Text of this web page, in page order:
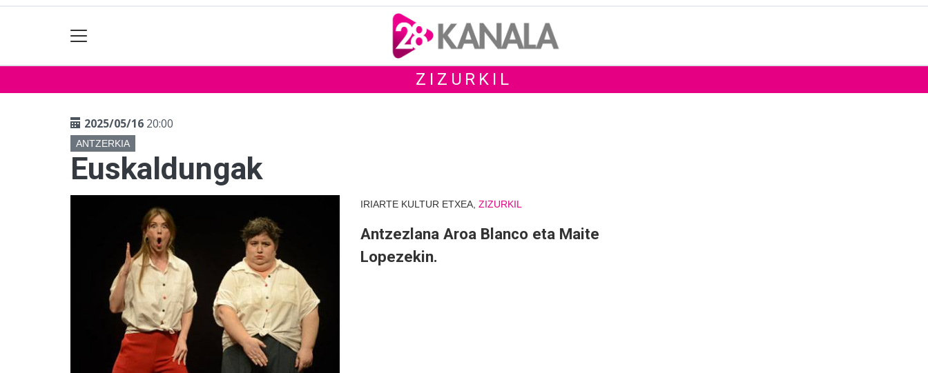
ZIZURKIL
2025/05/16 20:00
ANTZERKIA
Euskaldungak
IRIARTE KULTUR ETXEA, ZIZURKIL
Antzezlana Aroa Blanco eta Maite
Lopezekin.